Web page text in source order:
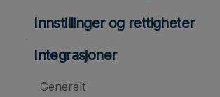
Innstillinger og rettigheter
Integrasjoner
Generelt